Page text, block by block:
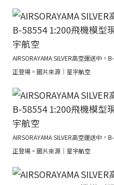
AIRSORAYAMA SILVER高空運送中
正登場。圖片來源｜星宇航空
AIRSORAYAMA SILVER高空運送中
正登場。圖片來源｜星宇航空